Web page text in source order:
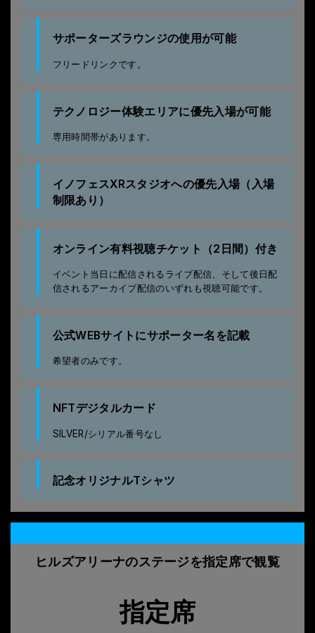
サポーターズラウンジの使用が可能
フリードリンクです。
テクノロジー体験エリアに優先入場が可能
専用時間帯があります。
イノフェスXRスタジオへの優先入場（入場
制限あり）
オンライン有料視聴チケット（2日間）付き
イベント当日に配信されるライブ配信、そして後日配
信されるアーカイブ配信のいずれも視聴可能です。
公式WEBサイトにサポーター名を記載
希望者のみです。
NFTデジタルカード
SILVER/シリアル番号なし
記念オリジナルTシャツ
ヒルズアリーナのステージを指定席で観覧
指定席